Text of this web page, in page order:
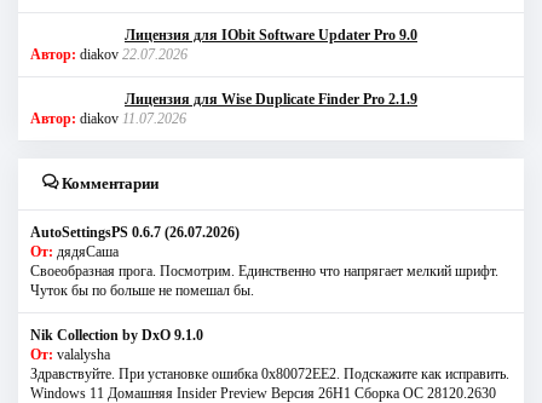
Лицензия для IObit Software Updater Pro 9.0
Автор: diakov 22.07.2026
Лицензия для Wise Duplicate Finder Pro 2.1.9
Автор: diakov 11.07.2026
Комментарии
AutoSettingsPS 0.6.7 (26.07.2026)
От: дядяСаша
Своеобразная прога. Посмотрим. Единственно что напрягает мелкий шрифт.
Чуток бы по больше не помешал бы.
Nik Collection by DxO 9.1.0
От: valalysha
Здравствуйте. При установке ошибка 0х80072EE2. Подскажите как исправить.
Windows 11 Домашняя Insider Preview Версия 26H1 Сборка ОС 28120.2630